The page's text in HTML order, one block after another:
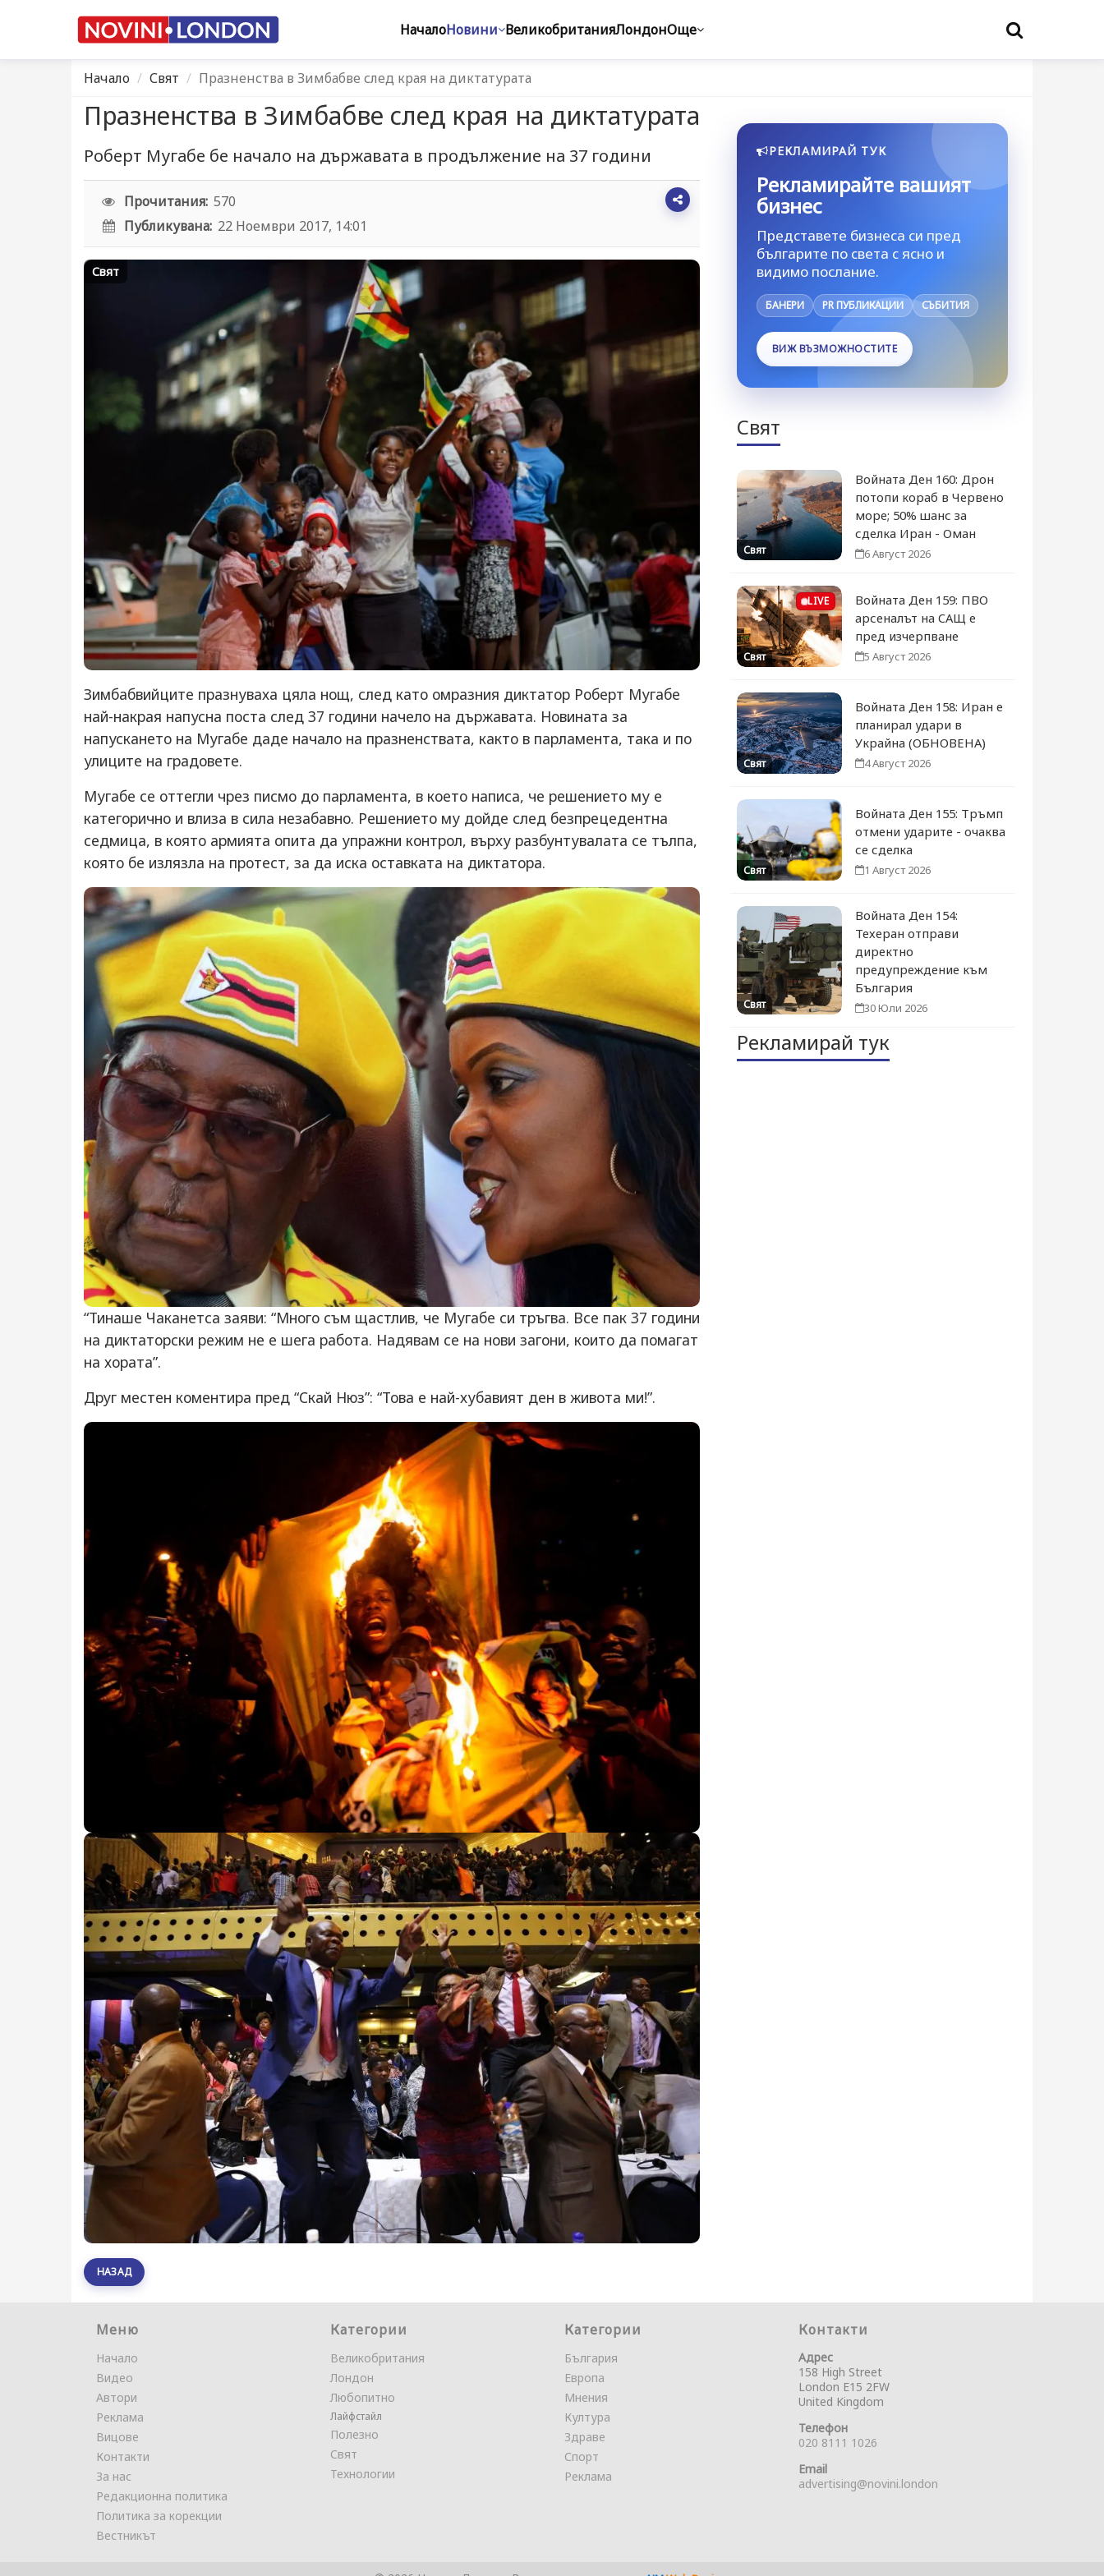
НачалоНовини ВеликобританияЛондонОще
Начало Свят Празненства в Зимбабве след края на диктатурата
Празненства в Зимбабве след края на диктатурата
Роберт Мугабе бе начало на държавата в продължение на 37 години
Прочитания: 570
Публикувана: 22 Ноември 2017, 14:01
Свят
Зимбабвийците празнуваха цяла нощ, след като омразния диктатор Роберт Мугабе
най-накрая напусна поста след 37 години начело на държавата. Новината за
напускането на Мугабе даде начало на празненствата, както в парламента, така и по
улиците на градовете.
Мугабе се оттегли чрез писмо до парламента, в което написа, че решението му е
категорично и влиза в сила незабавно. Решението му дойде след безпрецедентна
седмица, в която армията опита да упражни контрол, върху разбунтувалата се тълпа,
която бе излязла на протест, за да иска оставката на диктатора.
“Тинаше Чаканетса заяви: “Много съм щастлив, че Мугабе си тръгва. Все пак 37 години
на диктаторски режим не е шега работа. Надявам се на нови загони, които да помагат
на хората”.
Друг местен коментира пред “Скай Нюз”: “Това е най-хубавият ден в живота ми!”.
НАЗАД
РЕКЛАМИРАЙ ТУК
Рекламирайте вашият
бизнес
Представете бизнеса си пред
българите по света с ясно и
видимо послание.
БАНЕРИ PR ПУБЛИКАЦИИ СЪБИТИЯ
ВИЖ ВЪЗМОЖНОСТИТЕ
Свят
Свят
Войната Ден 160: Дрон
потопи кораб в Червено
море; 50% шанс за
сделка Иран - Оман
6 Август 2026
LIVE
Свят
Войната Ден 159: ПВО
арсеналът на САЩ е
пред изчерпване
5 Август 2026
Свят
Войната Ден 158: Иран е
планирал удари в
Украйна (ОБНОВЕНА)
4 Август 2026
Свят
Войната Ден 155: Тръмп
отмени ударите - очаква
се сделка
1 Август 2026
Свят
Войната Ден 154:
Техеран отправи
директно
предупреждение към
България
30 Юли 2026
Рекламирай тук
Меню
Начало
Видео
Автори
Реклама
Вицове
Контакти
За нас
Редакционна политика
Политика за корекции
Вестникът
Категории
Великобритания
Лондон
Любопитно
Лайфстайл
Полезно
Свят
Технологии
Категории
България
Европа
Мнения
Култура
Здраве
Спорт
Реклама
Контакти
Адрес
158 High Street
London E15 2FW
United Kingdom
Телефон
020 8111 1026
Email
advertising@novini.london